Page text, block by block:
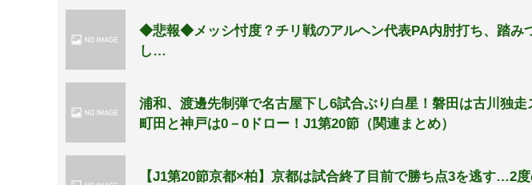
◆悲報◆メッシ忖度？チリ戦のアルヘン代表PA内肘打ち、踏み
し…
浦和、渡邊先制弾で名古屋下し6試合ぶり白星！磐田は古川独
町田と神戸は0－0ドロー！J1第20節（関連まとめ）
【J1第20節京都×柏】京都は試合終了目前で勝ち点3を逃す…2